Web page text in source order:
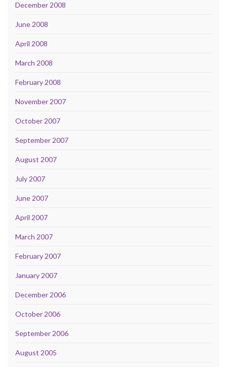
December 2008
June 2008
April 2008
March 2008
February 2008
November 2007
October 2007
September 2007
August 2007
July 2007
June 2007
April 2007
March 2007
February 2007
January 2007
December 2006
October 2006
September 2006
August 2005